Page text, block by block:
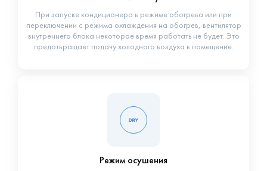
При запуске кондиционера в режиме обогрева или при
переключении с режима охлаждения на обогрев, вентилятор
внутреннего блока некоторое время работать не будет. Это
предотвращает подачу холодного воздуха в помещение.
Режим осушения